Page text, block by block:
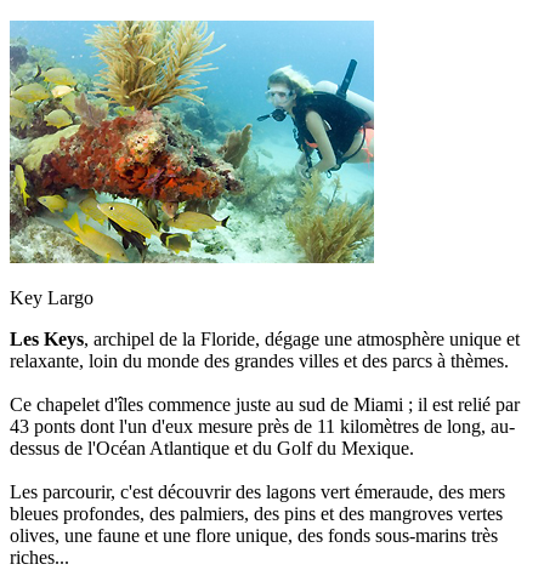
Key Largo
Les Keys, archipel de la Floride, dégage une atmosphère unique et
relaxante, loin du monde des grandes villes et des parcs à thèmes.
Ce chapelet d'îles commence juste au sud de Miami ; il est relié par
43 ponts dont l'un d'eux mesure près de 11 kilomètres de long, au-
dessus de l'Océan Atlantique et du Golf du Mexique.
Les parcourir, c'est découvrir des lagons vert émeraude, des mers
bleues profondes, des palmiers, des pins et des mangroves vertes
olives, une faune et une flore unique, des fonds sous-marins très
riches...